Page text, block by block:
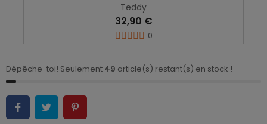
Teddy
32,90 €
0
Dépêche-toi! Seulement 49 article(s) restant(s) en stock !